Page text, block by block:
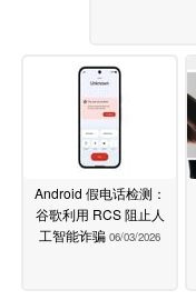
Android 假电话检测：
谷歌利用 RCS 阻止人
工智能诈骗 06/03/2026